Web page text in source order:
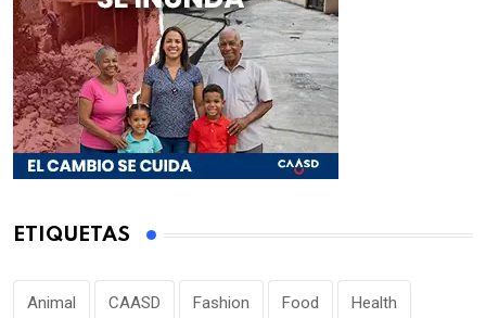
ETIQUETAS
Animal CAASD Fashion Food Health